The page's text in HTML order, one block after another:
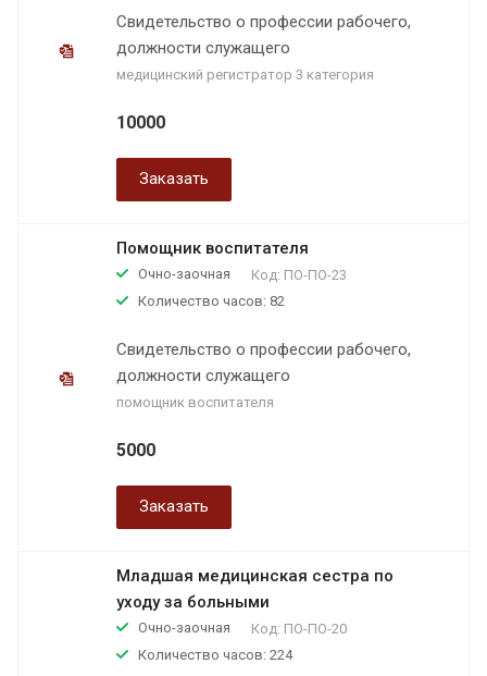
Свидетельство о профессии рабочего,
должности служащего
медицинский регистратор 3 категория
10000
Заказать
Помощник воспитателя
Очно-заочная Код: ПО-ПО-23
Количество часов: 82
Свидетельство о профессии рабочего,
должности служащего
помощник воспитателя
5000
Заказать
Младшая медицинская сестра по
уходу за больными
Очно-заочная Код: ПО-ПО-20
Количество часов: 224